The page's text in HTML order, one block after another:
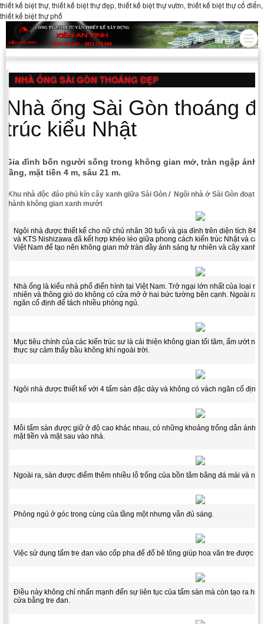
thiết kế biệt thự, thiết kế biệt thự đẹp, thiết kế biệt thự vườn, thiết kế biệt thự cổ điển,
thiết kế biệt thự phố
NHÀ ỐNG SÀI GÒN THOÁNG ĐẸP
Nhà ống Sài Gòn thoáng
trúc kiểu Nhật
Gia đình bốn người sống trong không gian mở, tràn ngập ánh
tầng, mặt tiền 4 m, sâu 21 m.
Khu nhà độc đáo phủ kín cây xanh giữa Sài Gòn / Ngôi nhà ở Sài Gòn đoạt
thành không gian xanh mướt
Ngôi nhà được thiết kế cho nữ chủ nhân 30 tuổi và gia đình trên diện tích 84
và KTS Nishizawa đã kết hợp khéo léo giữa phong cách kiến trúc Nhật và
Việt Nam để tạo nên không gian mở tràn đầy ánh sáng tự nhiên và cây xanh.
Nhà ống là kiểu nhà phố điển hình tại Việt Nam. Trở ngại lớn nhất của loại
nhiên và thông gió do không có cửa mở ở hai bức tường bên cạnh. Ngoài ra,
ngăn cố định để tách nhiều phòng ngủ.
Mục tiêu chính của các kiến trúc sư là cải thiện không gian tối tăm, ẩm ướt
thực sự cảm thấy bầu không khí ngoài trời.
Ngôi nhà được thiết kế với 4 tấm sàn đặc dày và không có vách ngăn cố
Mỗi tấm sàn được giữ ở độ cao khác nhau, có những khoảng trống dẫn ánh
mặt tiền và mặt sau vào nhà.
Ngoài ra, sàn được điểm thêm nhiều lỗ trống của bồn tắm bằng đá mài và
Phỏng ngủ ở góc trong cùng của tầng một nhưng vẫn đủ sáng.
Việc sử dụng tấm tre đan vào cốp pha để đổ bê tông giúp hoa văn tre được
Điều này không chỉ nhấn mạnh đến sự liên tục của tấm sàn mà còn tạo ra
cửa bằng tre đan.